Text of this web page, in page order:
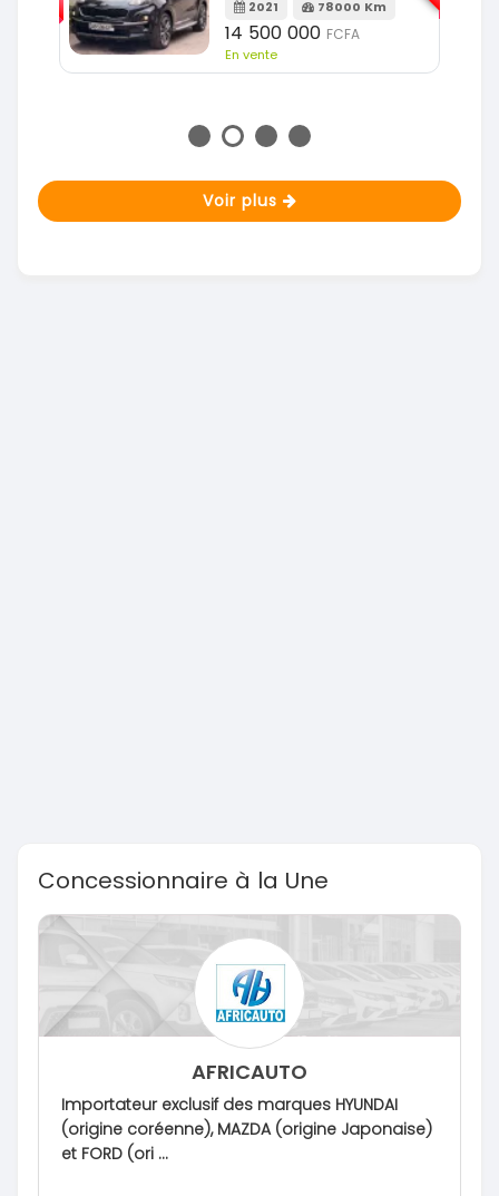
2021 78000 Km
14 500 000 FCFA
En vente
Voir plus
Concessionnaire à la Une
AFRICAUTO
Importateur exclusif des marques HYUNDAI
(origine coréenne), MAZDA (origine Japonaise)
et FORD (ori ...